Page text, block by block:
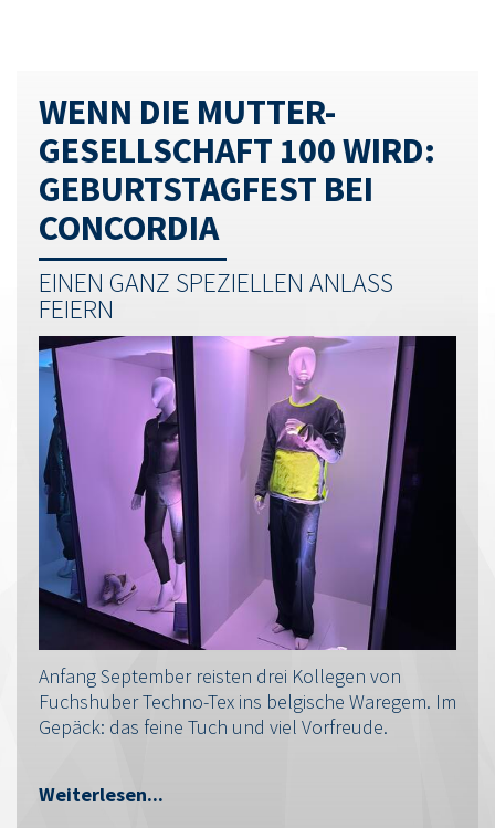
WENN DIE MUTTER-
GESELLSCHAFT 100 WIRD:
GEBURTSTAGFEST BEI
CONCORDIA
EINEN GANZ SPEZIELLEN ANLASS
FEIERN
Anfang September reisten drei Kollegen von
Fuchshuber Techno-Tex ins belgische Waregem. Im
Gepäck: das feine Tuch und viel Vorfreude.
Weiterlesen...